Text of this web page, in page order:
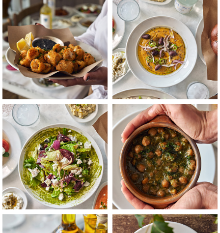
לפתיחת
התמונה
בגדול
-
+
לפתיחת
התמונה
בגדול
-
+
לפתיחת
התמונה
בגדול
-
+
לפתיחת
התמונה
בגדול
-
+
לפתיחת